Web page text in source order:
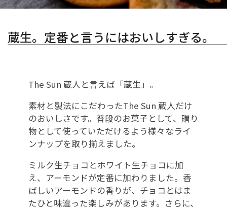
蔵生。定番と言うにはおいしすぎる。
The Sun 蔵人と言えば「蔵生」。
素材と製法にこだわったThe Sun 蔵人だけ
のおいしさです。普段のお菓子として、贈り
物として使っていただけるよう様々なライ
ンナップを取り揃えました。
ミルク生チョコとホワイト生チョコに加
え、アーモンドが定番に加わりました。香
ばしいアーモンドの香りが、チョコとはま
たひと味違った楽しみがあります。さらに、